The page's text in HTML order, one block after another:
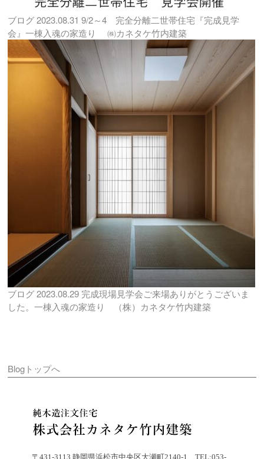
ブログ2023.08.31 9/2～4 完全分離二世帯住宅『完成見学
会』一棟入魂の家造り ㈱カネタケ竹内建築
ブログ2023.08.29 完成現場見学会ご来場ありがとうございま
した。一棟入魂の家造り （株）カネタケ竹内建築
Blogトップへ
〒431-3113 静岡県浜松市中央区大瀬町2140-1 TEL:053-